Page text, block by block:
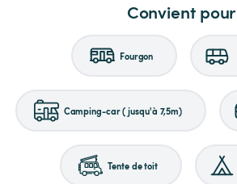
Convient pour
Fourgon
Camping-car (jusqu'à 7,5m)
Tente de toit